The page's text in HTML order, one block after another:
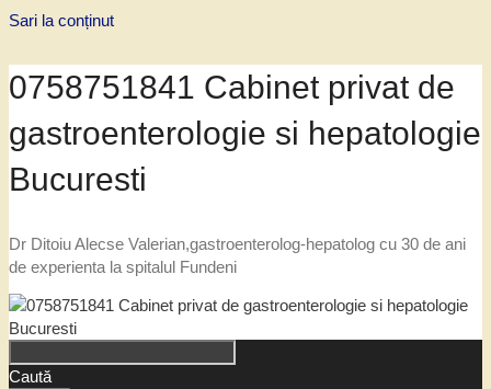
Sari la conținut
0758751841 Cabinet privat de
gastroenterologie si hepatologie
Bucuresti
Dr Ditoiu Alecse Valerian,gastroenterolog-hepatolog cu 30 de ani
de experienta la spitalul Fundeni
Caută